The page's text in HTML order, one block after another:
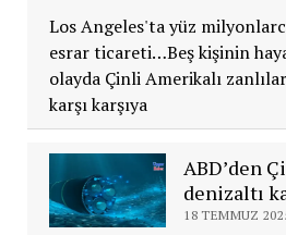
Los Angeles'ta yüz
esrar ticareti…Beş kişinin
olayda Çinli Amerikalı
karşı karşıya
ABD’den
denizaltı
18 TEMMUZ